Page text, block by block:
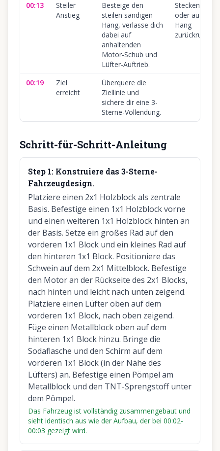
00:13
Steiler
Anstieg
Besteige den
steilen sandigen
Hang, verlasse dich
dabei auf
anhaltenden
Motor-Schub und
Lüfter-Auftrieb.
oder auf dem
Hang
00:19
Ziel
erreicht
Überquere die
Ziellinie und
sichere dir eine 3-
Sterne-Vollendung.
Schritt-für-Schritt-Anleitung
Step 1: Konstruiere das 3-Sterne-
Fahrzeugdesign.
Platziere einen 2x1 Holzblock als zentrale
Basis. Befestige einen 1x1 Holzblock vorne
und einen weiteren 1x1 Holzblock hinten an
der Basis. Setze ein großes Rad auf den
vorderen 1x1 Block und ein kleines Rad auf
den hinteren 1x1 Block. Positioniere das
Schwein auf dem 2x1 Mittelblock. Befestige
den Motor an der Rückseite des 2x1 Blocks,
nach hinten und leicht nach unten zeigend.
Platziere einen Lüfter oben auf dem
vorderen 1x1 Block, nach oben zeigend.
Füge einen Metallblock oben auf dem
hinteren 1x1 Block hinzu. Bringe die
Sodaflasche und den Schirm auf dem
vorderen 1x1 Block (in der Nähe des
Lüfters) an. Befestige einen Pömpel am
Metallblock und den TNT-Sprengstoff unter
dem Pömpel.
Das Fahrzeug ist vollständig zusammengebaut und
sieht identisch aus wie der Aufbau, der bei 00:02-
00:03 gezeigt wird.